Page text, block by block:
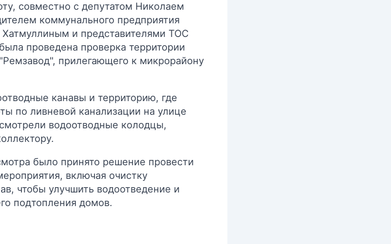
совместно с депутатом Николаем
коммунального предприятия
и представителями ТОС
проведена проверка территории
прилегающего к микрорайону
канавы и территорию, где
по ливневой канализации на улице
водоотводные колодцы,
было принято решение провести
включая очистку
чтобы улучшить водоотведение и
подтопления домов.